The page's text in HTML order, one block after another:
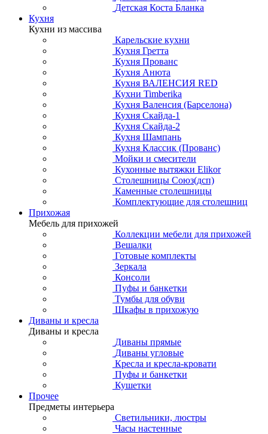
Детская Коста Бланка
Кухня
Кухни из массива
Карельские кухни
Кухня Гретта
Кухня Прованс
Кухня Анюта
Кухня ВАЛЕНСИЯ RED
Кухни Timberika
Кухня Валенсия (Барселона)
Кухня Скайда-1
Кухня Скайда-2
Кухня Шампань
Кухня Классик (Прованс)
Мойки и смесители
Кухонные вытяжки Elikor
Столешницы Союз(дсп)
Каменные столешницы
Комплектующие для столешниц
Прихожая
Мебель для прихожей
Коллекции мебели для прихожей
Вешалки
Готовые комплекты
Зеркала
Консоли
Пуфы и банкетки
Тумбы для обуви
Шкафы в прихожую
Диваны и кресла
Диваны и кресла
Диваны прямые
Диваны угловые
Кресла и кресла-кровати
Пуфы и банкетки
Кушетки
Прочее
Предметы интерьера
Светильники, люстры
Часы настенные